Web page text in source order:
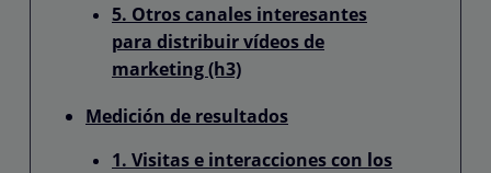
5. Otros canales interesantes
para distribuir vídeos de
marketing (h3)
Medición de resultados
1. Visitas e interacciones con los